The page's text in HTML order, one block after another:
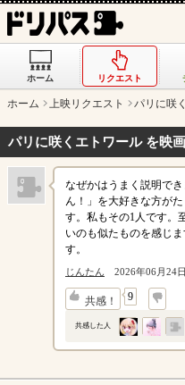
ホーム リクエスト
ホーム 上映リクエスト パリに咲
パリに咲くエトワール を映
なぜかはうまく説明で
ん！」を大好きな方が
す。私もその1人です。
いのも似たものを感じ
す。
じんたん 2026年06月24
共感！ 9
↓
共感した人